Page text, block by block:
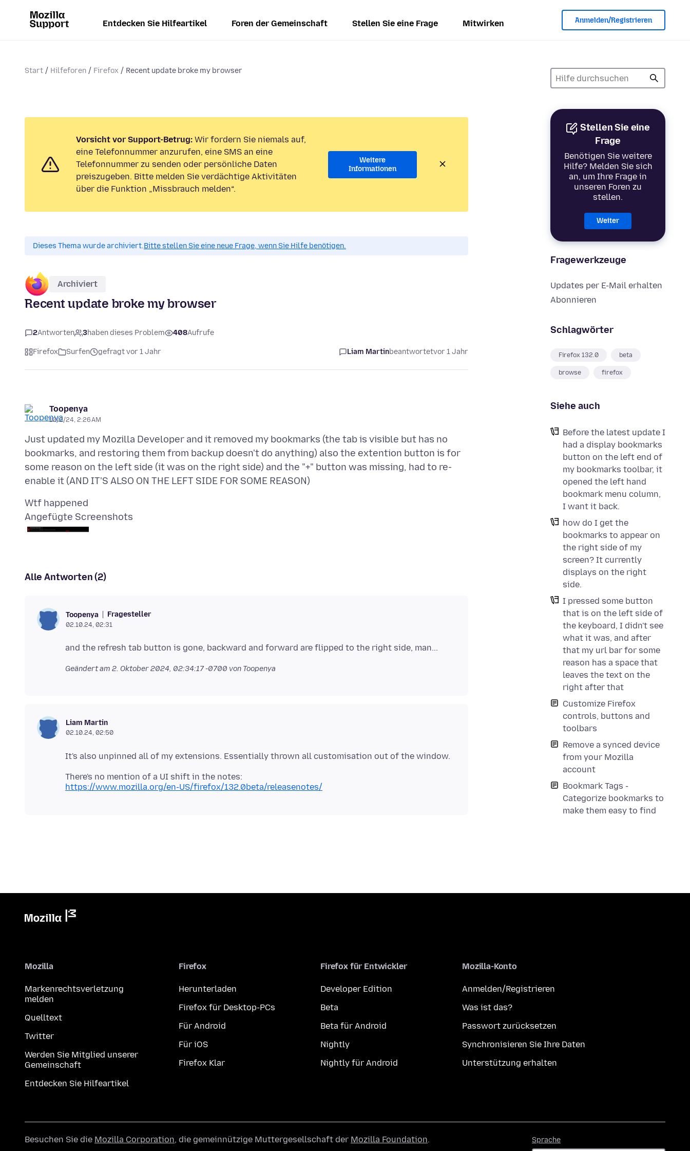
Entdecken Sie Hilfeartikel Foren der Gemeinschaft Stellen Sie eine Frage Mitwirken Anmelden/Registrieren
Start Hilfeforen Firefox Recent update broke my browser
Stellen Sie eine
Frage
Benötigen Sie weitere
Hilfe? Melden Sie sich
an, um Ihre Frage in
unseren Foren zu
stellen.
Weiter
Fragewerkzeuge
Updates per E-Mail erhalten
Abonnieren
Schlagwörter
Firefox 132.0 beta
browse firefox
Siehe auch
Before the latest update I
had a display bookmarks
button on the left end of
my bookmarks toolbar, it
opened the left hand
bookmark menu column,
I want it back.
how do I get the
bookmarks to appear on
the right side of my
screen? It currently
displays on the right
side.
I pressed some button
that is on the left side of
the keyboard, I didn't see
what it was, and after
that my url bar for some
reason has a space that
leaves the text on the
right after that
Customize Firefox
controls, buttons and
toolbars
Remove a synced device
from your Mozilla
account
Bookmark Tags -
Categorize bookmarks to
make them easy to find
Vorsicht vor Support-Betrug: Wir fordern Sie niemals auf,
eine Telefonnummer anzurufen, eine SMS an eine
Telefonnummer zu senden oder persönliche Daten
preiszugeben. Bitte melden Sie verdächtige Aktivitäten
über die Funktion „Missbrauch melden“.
Weitere
Informationen
Dieses Thema wurde archiviert.Bitte stellen Sie eine neue Frage, wenn Sie Hilfe benötigen.
Archiviert
Recent update broke my browser
2Antworten 3haben dieses Problem 408Aufrufe
Firefox Surfen gefragt vor 1 Jahr Liam Martinbeantwortetvor 1 Jahr
Toopenya
10/2/24, 2:26 AM
Just updated my Mozilla Developer and it removed my bookmarks (the tab is visible but has no
bookmarks, and restoring them from backup doesn't do anything) also the extention button is for
some reason on the left side (it was on the right side) and the "+" button was missing, had to re-
Angefügte Screenshots
Alle Antworten (2)
Toopenya Fragesteller
02.10.24, 02:31
Geändert am 2. Oktober 2024, 02:34:17 -0700 von Toopenya
Liam Martin
02.10.24, 02:50
https://www.mozilla.org/en-US/firefox/132.0beta/releasenotes/
Mozilla
Markenrechtsverletzung
melden
Quelltext
Twitter
Werden Sie Mitglied unserer
Gemeinschaft
Entdecken Sie Hilfeartikel
Firefox
Herunterladen
Firefox für Desktop-PCs
Für Android
Für iOS
Firefox Klar
Firefox für Entwickler
Developer Edition
Beta
Beta für Android
Nightly
Nightly für Android
Mozilla-Konto
Anmelden/Registrieren
Was ist das?
Passwort zurücksetzen
Synchronisieren Sie Ihre Daten
Unterstützung erhalten
Sprache
Besuchen Sie die Mozilla Corporation, die gemeinnützige Muttergesellschaft der Mozilla Foundation.